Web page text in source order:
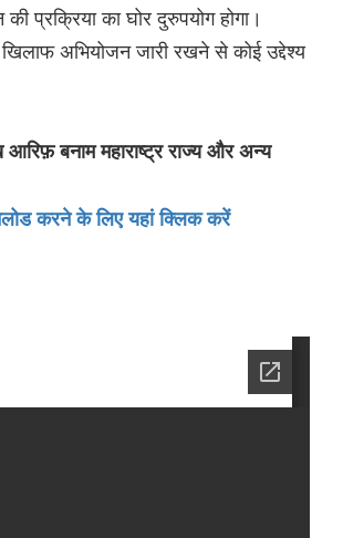
प्रक्रिया का घोर दुरुपयोग होगा।
अभियोजन जारी रखने से कोई उद्देश्य
बनाम महाराष्ट्र राज्य और अन्य
करने के लिए यहां क्लिक करें